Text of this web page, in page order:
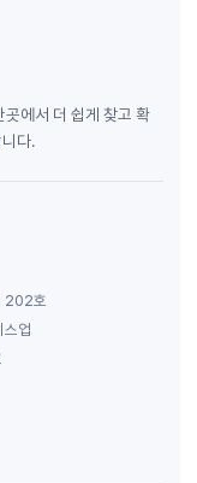
곳에서 더 쉽게 찾고 확
다.
202호
스업